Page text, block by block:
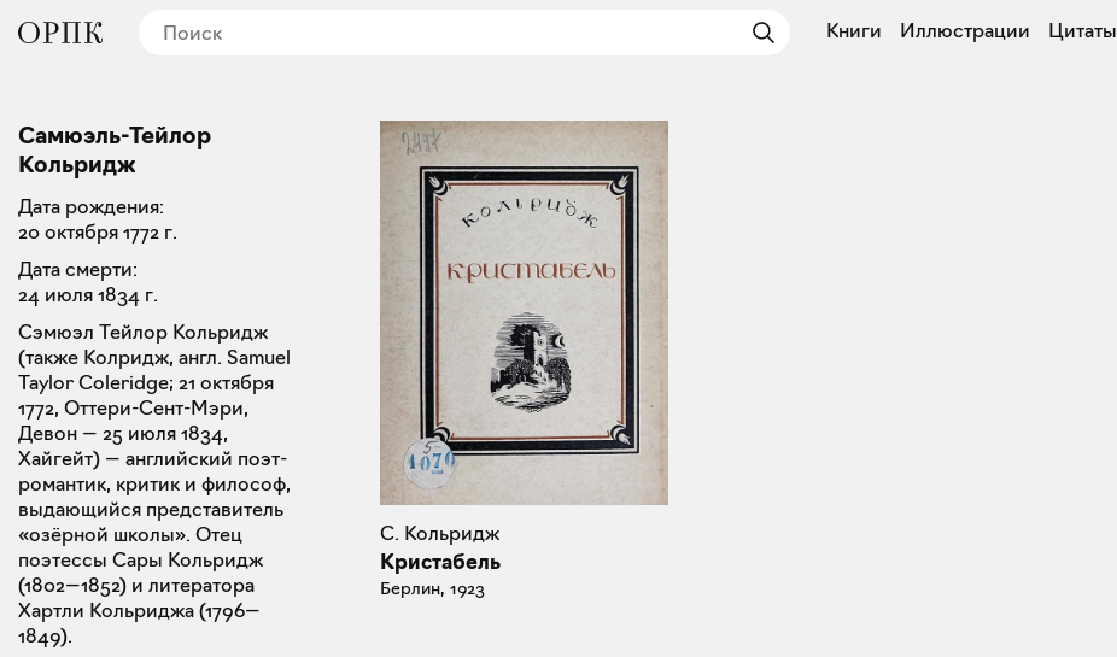
Книги Иллюстрации Цитаты
Самюэль-Тейлор
Кольридж
Дата рождения:
20 октября 1772 г.
Дата смерти:
24 июля 1834 г.
Сэмюэл Тейлор Кольридж
(также Колридж, англ. Samuel
Taylor Coleridge; 21 октября
1772, Оттери-Сент-Мэри,
Девон — 25 июля 1834,
Хайгейт) — английский поэт-
романтик, критик и философ,
выдающийся представитель
«озёрной школы». Отец
поэтессы Сары Кольридж
(1802—1852) и литератора
Хартли Кольриджа (1796—
1849).
С. Кольридж
Кристабель
Берлин, 1923